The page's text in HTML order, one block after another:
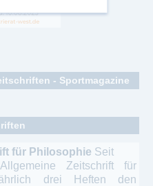
- Sportmagazine
– Handball – Basketball
für Philosophie Seit
Zeitschrift für
drei Heften den